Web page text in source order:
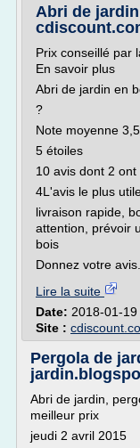
Abri de
Prix conseillé par
En savoir plus
Abri de jardin en
?
Note moyenne
5 étoiles
10 avis dont 2
4L'avis le plus
livraison rapide,
attention, prévoir
bois
Donnez votre avis...
Lire la suite
Date: 2018-01-
Site :
Pergola de
Abri de jardin,
meilleur prix
jeudi 2 avril 2015